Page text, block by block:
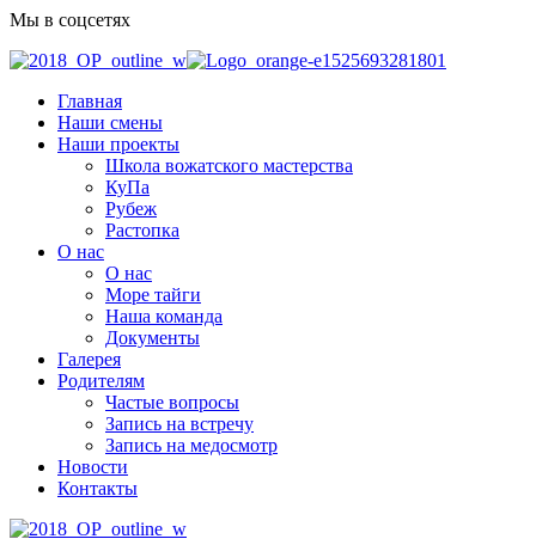
Мы в соцсетях
Главная
Наши смены
Наши проекты
Школа вожатского мастерства
КуПа
Рубеж
Растопка
О нас
О нас
Море тайги
Наша команда
Документы
Галерея
Родителям
Частые вопросы
Запись на встречу
Запись на медосмотр
Новости
Контакты